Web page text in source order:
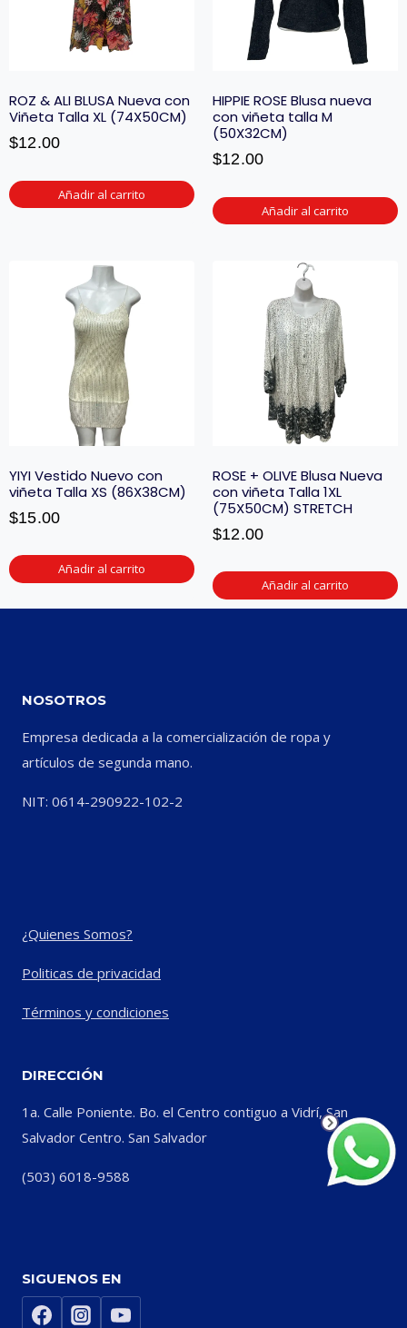
ROZ & ALI BLUSA Nueva con
Viñeta Talla XL (74X50CM)
$12.00
Añadir al carrito
HIPPIE ROSE Blusa nueva
con viñeta talla M
(50X32CM)
$12.00
Añadir al carrito
YIYI Vestido Nuevo con
viñeta Talla XS (86X38CM)
$15.00
Añadir al carrito
ROSE + OLIVE Blusa Nueva
con viñeta Talla 1XL
(75X50CM) STRETCH
$12.00
Añadir al carrito
NOSOTROS
Empresa dedicada a la comercialización de ropa y
artículos de segunda mano.
NIT: 0614-290922-102-2
¿Quienes Somos?
Politicas de privacidad
Términos y condiciones
DIRECCIÓN
1a. Calle Poniente. Bo. el Centro contiguo a Vidrí, San
Salvador Centro. San Salvador
(503) 6018-9588
SIGUENOS EN